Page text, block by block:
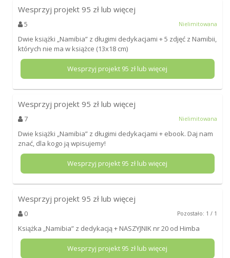
Wesprzyj projekt 95 zł lub więcej
5 Nielimitowana
Dwie książki „Namibia” z długimi dedykacjami + 5 zdjęć z Namibii,
których nie ma w książce (13x18 cm)
Wesprzyj projekt 95 zł lub więcej
Wesprzyj projekt 95 zł lub więcej
7 Nielimitowana
Dwie książki „Namibia” z długimi dedykacjami + ebook. Daj nam
znać, dla kogo ją wpisujemy!
Wesprzyj projekt 95 zł lub więcej
Wesprzyj projekt 95 zł lub więcej
0 Pozostało: 1 / 1
Książka „Namibia” z dedykacją + NASZYJNIK nr 20 od Himba
Wesprzyj projekt 95 zł lub więcej